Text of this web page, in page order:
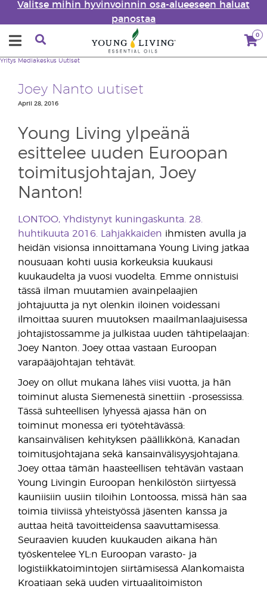
Valitse mihin hyvinvoinnin osa-alueeseen haluat
panostaa
0
Yritys Mediakeskus Uutiset
Joey Nanto uutiset
April 28, 2016
Young Living ylpeänä
esittelee uuden Euroopan
toimitusjohtajan, Joey
Nanton!
LONTOO, Yhdistynyt kuningaskunta. 28.
huhtikuuta 2016. Lahjakkaiden ihmisten avulla ja
heidän visionsa innoittamana Young Living jatkaa
nousuaan kohti uusia korkeuksia kuukausi
kuukaudelta ja vuosi vuodelta. Emme onnistuisi
tässä ilman muutamien avainpelaajien
johtajuutta ja nyt olenkin iloinen voidessani
ilmoittaa suuren muutoksen maailmanlaajuisessa
johtajistossamme ja julkistaa uuden tähtipelaajan:
Joey Nanton. Joey ottaa vastaan Euroopan
varapääjohtajan tehtävät.
Joey on ollut mukana lähes viisi vuotta, ja hän
toiminut alusta Siemenestä sinettiin -prosessissa.
Tässä suhteellisen lyhyessä ajassa hän on
toiminut monessa eri työtehtävässä:
kansainvälisen kehityksen päällikkönä, Kanadan
toimitusjohtajana sekä kansainvälisyysjohtajana.
Joey ottaa tämän haasteellisen tehtävän vastaan
Young Livingin Euroopan henkilöstön siirtyessä
kauniisiin uusiin tiloihin Lontoossa, missä hän saa
toimia tiiviissä yhteistyössä jäsenten kanssa ja
auttaa heitä tavoitteidensa saavuttamisessa.
Seuraavien kuuden kuukauden aikana hän
työskentelee YL:n Euroopan varasto- ja
logistiikkatoimintojen siirtämisessä Alankomaista
Kroatiaan sekä uuden virtuaalitoimiston